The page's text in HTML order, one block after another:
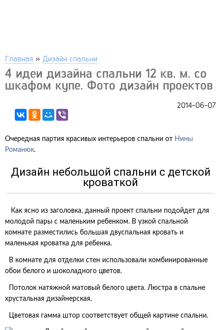
Главная » Дизайн спальни
4 идеи дизайна спальни 12 кв. м. со
шкафом купе. Фото дизайн проектов
2014-06-07
Очередная партия красивых интерьеров спальни от Нины
Романюк.
Дизайн небольшой спальни с детской
кроваткой
Как ясно из заголовка, данный проект спальни подойдет для
молодой пары с маленьким ребенком. В узкой спальной
комнате разместились большая двуспальная кровать и
маленькая кроватка для ребенка.
В комнате для отделки стен использовали комбинированные
обои белого и шоколадного цветов.
Потолок натяжной матовый белого цвета. Люстра в спальне
хрустальная дизайнерская.
Цветовая гамма штор соответствует общей картине спальни.